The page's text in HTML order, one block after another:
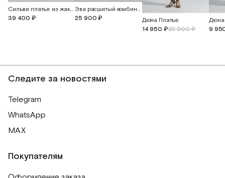
Сильви платье из жаккардового шелка с открытой спиной
39 400 ₽
Эва расшитый комбинезон с прорезными бабочками
25 900 ₽
Дюна Платье
14 950 ₽29 900 ₽
9
Следите за новостями
Telegram
WhatsApp
MAX
Покупателям